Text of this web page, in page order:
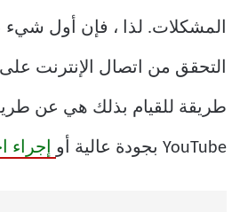
المشكلات. لذا ، فإن أول شيء
التحقق من اتصال الإنترنت
طريقة للقيام بذلك هي عن
YouTube بجودة عالية أو إجراء